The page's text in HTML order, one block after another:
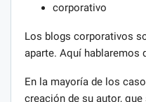
corporativo
Los blogs corporativos
aparte. Aquí hablaremos
En la mayoría de los
creación de su autor,